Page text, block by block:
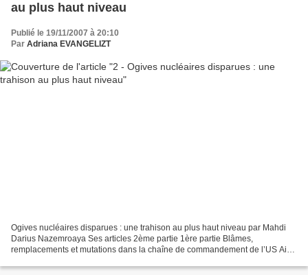
au plus haut niveau
Publié le 19/11/2007 à 20:10
Par Adriana EVANGELIZT
Ogives nucléaires disparues : une trahison au plus haut niveau par Mahdi
Darius Nazemroaya Ses articles 2ème partie 1ère partie Blâmes,
remplacements et mutations dans la chaîne de commandement de l’US Air